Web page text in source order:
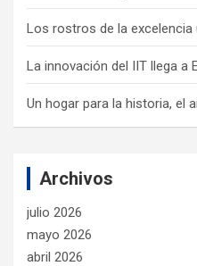
Los rostros de la excelencia
La innovación del IIT llega a
Un hogar para la historia, el
Archivos
julio 2026
mayo 2026
abril 2026